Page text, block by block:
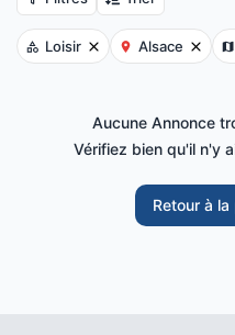
Loisir Alsace
Aucune Annonce
Vérifiez bien qu'il n'y
Retour à